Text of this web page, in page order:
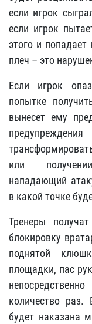
если игрок
если игрок
этого и
плеч – это
Если игрок
попытке
вынесет ему
или
нападающий
в какой точке
Тренеры
блокировку
поднятой
площадки, пас
количество
будет наказана